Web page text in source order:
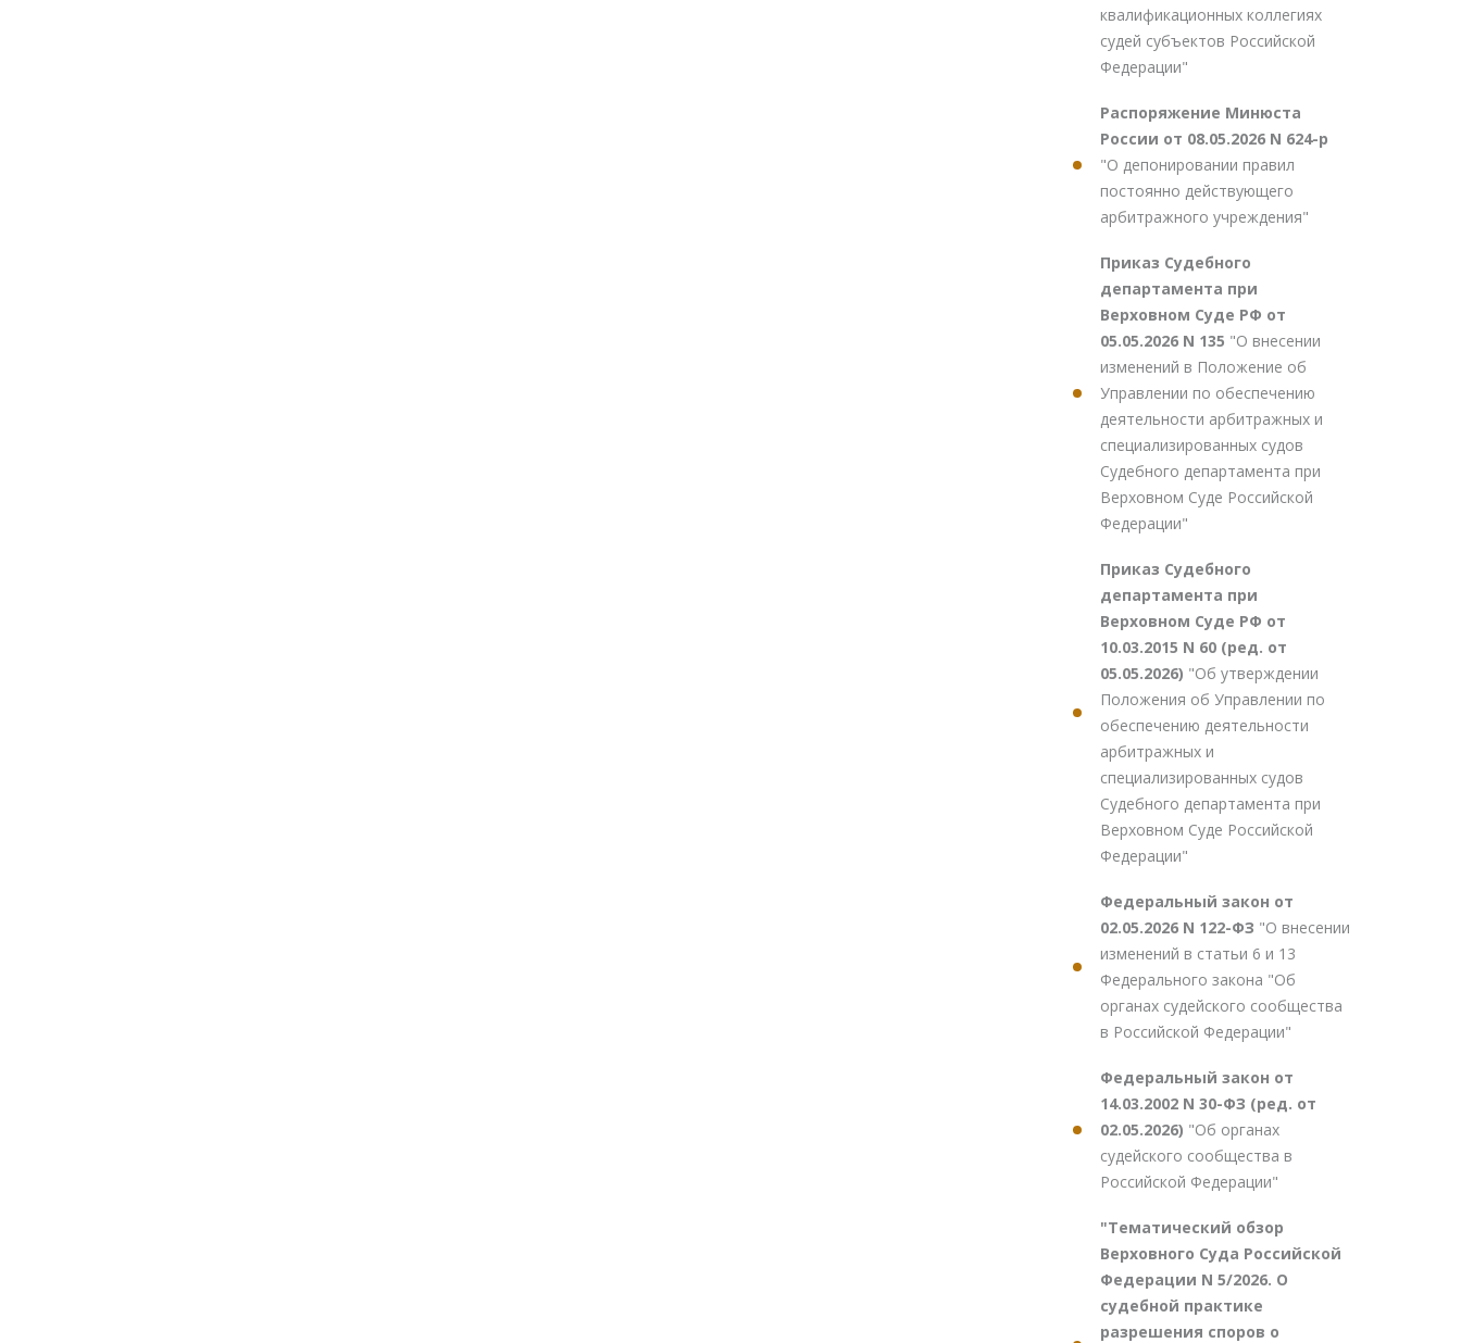
квалификационных коллегиях
судей субъектов Российской
Федерации"
Распоряжение Минюста
России от 08.05.2026 N 624-р
"О депонировании правил
постоянно действующего
арбитражного учреждения"
Приказ Судебного
департамента при
Верховном Суде РФ от
05.05.2026 N 135 "О внесении
изменений в Положение об
Управлении по обеспечению
деятельности арбитражных и
специализированных судов
Судебного департамента при
Верховном Суде Российской
Федерации"
Приказ Судебного
департамента при
Верховном Суде РФ от
10.03.2015 N 60 (ред. от
05.05.2026) "Об утверждении
Положения об Управлении по
обеспечению деятельности
арбитражных и
специализированных судов
Судебного департамента при
Верховном Суде Российской
Федерации"
Федеральный закон от
02.05.2026 N 122-ФЗ "О внесении
изменений в статьи 6 и 13
Федерального закона "Об
органах судейского сообщества
в Российской Федерации"
Федеральный закон от
14.03.2002 N 30-ФЗ (ред. от
02.05.2026) "Об органах
судейского сообщества в
Российской Федерации"
"Тематический обзор
Верховного Суда Российской
Федерации N 5/2026. О
судебной практике
разрешения споров о